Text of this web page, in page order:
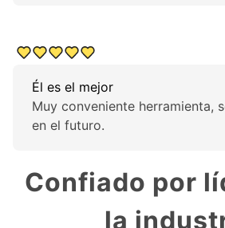
Él es el mejor
Muy conveniente herramienta,
en el futuro.
Confiado por
la